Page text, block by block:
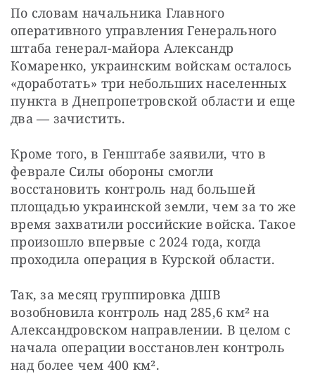
По словам начальника Главного
оперативного управления Генерального
штаба генерал-майора Александр
Комаренко, украинским войскам осталось
«доработать» три небольших населенных
пункта в Днепропетровской области и еще
два — зачистить.
Кроме того, в Генштабе заявили, что в
феврале Силы обороны смогли
восстановить контроль над большей
площадью украинской земли, чем за то же
время захватили российские войска. Такое
произошло впервые с 2024 года, когда
проходила операция в Курской области.
Так, за месяц группировка ДШВ
возобновила контроль над 285,6 км² на
Александровском направлении. В целом с
начала операции восстановлен контроль
над более чем 400 км².